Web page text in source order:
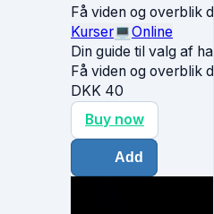
Få viden og overblik
Kurser💻Online
Din guide til valg af
Få viden og overblik
DKK 40
Buy now
Add